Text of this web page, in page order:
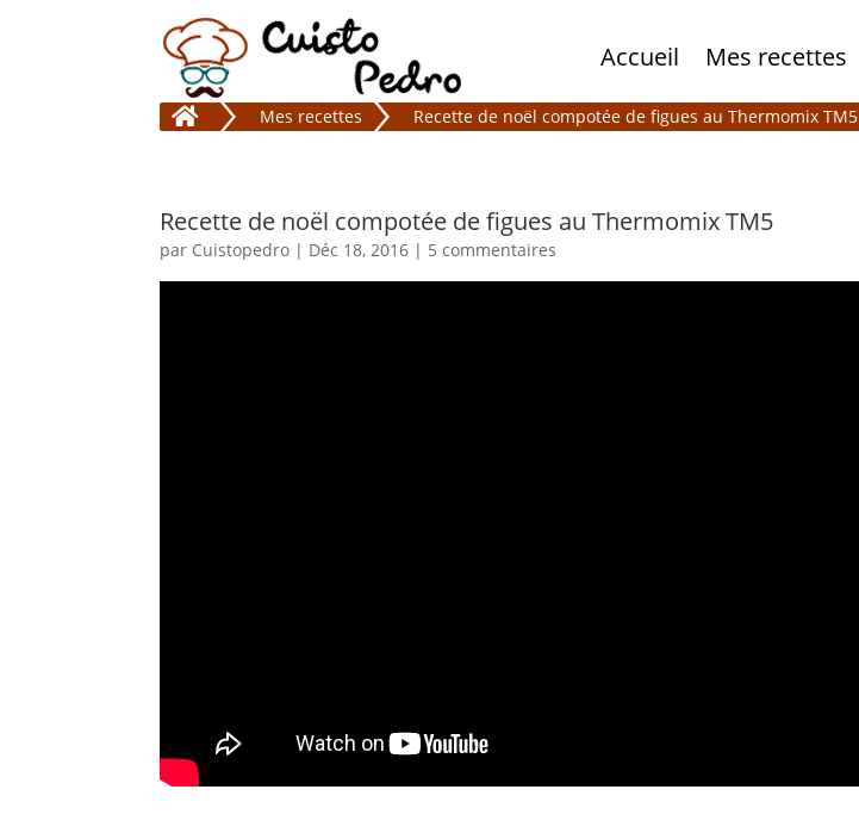
Accueil Mes recettes
 Mes recettes Recette de noël compotée de figues au Thermomix TM5
Recette de noël compotée de figues au Thermomix TM5
par Cuistopedro | Déc 18, 2016 | 5 commentaires